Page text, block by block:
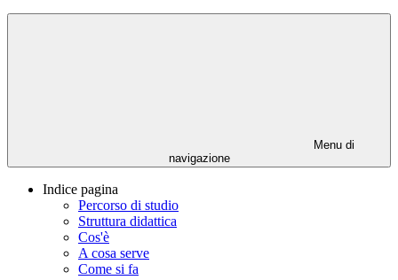
Menu di
navigazione
Indice pagina
Percorso di studio
Struttura didattica
Cos'è
A cosa serve
Come si fa